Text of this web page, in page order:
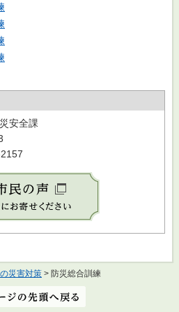
安全課
災害対策 > 防災総合訓練